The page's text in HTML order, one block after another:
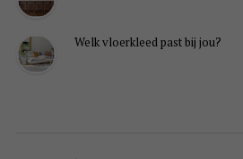
Welk vloerkleed past bij jou?